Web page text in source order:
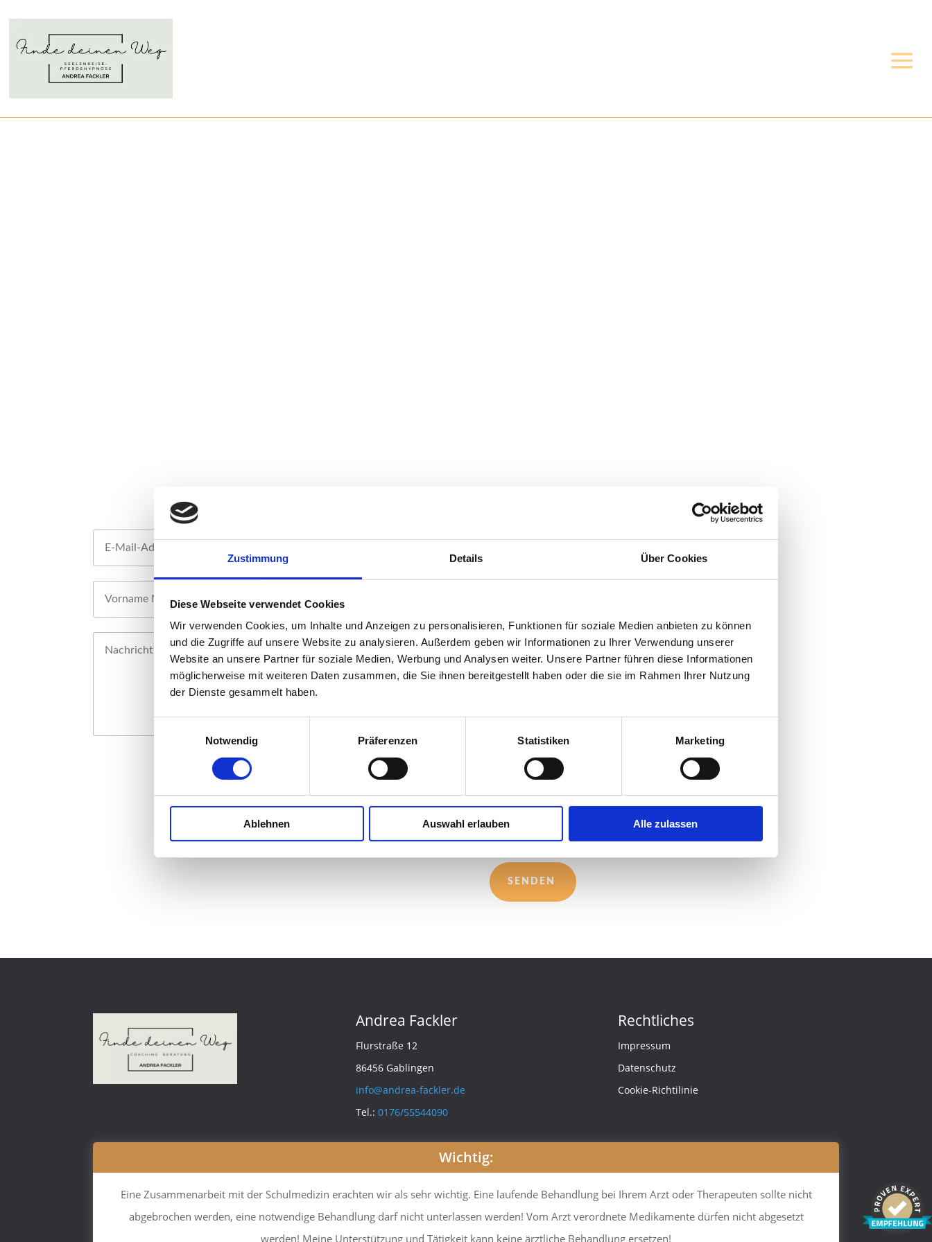
Zustimmung Details Über Cookies
Diese Webseite verwendet Cookies
Wir verwenden Cookies, um Inhalte und Anzeigen zu personalisieren, Funktionen für soziale Medien anbieten zu können
und die Zugriffe auf unsere Website zu analysieren. Außerdem geben wir Informationen zu Ihrer Verwendung unserer
Website an unsere Partner für soziale Medien, Werbung und Analysen weiter. Unsere Partner führen diese Informationen
möglicherweise mit weiteren Daten zusammen, die Sie ihnen bereitgestellt haben oder die sie im Rahmen Ihrer Nutzung
der Dienste gesammelt haben.
Notwendig
Präferenzen Statistiken Marketing
Ablehnen Auswahl erlauben Alle zulassen
Andrea Fackler
Flurstraße 12
86456 Gablingen
info@andrea-fackler.de
Tel.: 0176/55544090
Rechtliches
Impressum
Datenschutz
Cookie-Richtilinie
Wichtig:
Eine Zusammenarbeit mit der Schulmedizin erachten wir als sehr wichtig. Eine laufende Behandlung bei Ihrem Arzt oder Therapeuten sollte nicht
abgebrochen werden, eine notwendige Behandlung darf nicht unterlassen werden! Vom Arzt verordnete Medikamente dürfen nicht abgesetzt
werden! Meine Unterstützung und Tätigkeit kann keine ärztliche Behandlung ersetzen!